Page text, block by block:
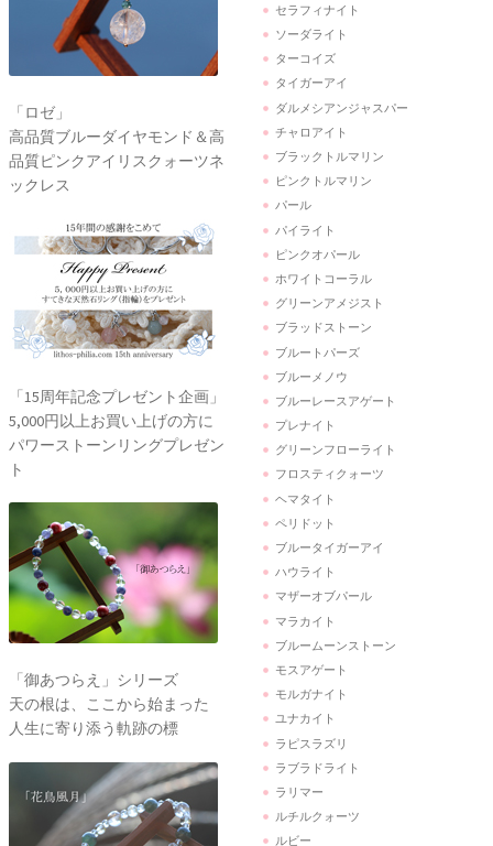
「ロゼ」
高品質ブルーダイヤモンド＆高
品質ピンクアイリスクォーツネ
ックレス
「15周年記念プレゼント企画」
5,000円以上お買い上げの方に
パワーストーンリングプレゼン
ト
「御あつらえ」シリーズ
天の根は、ここから始まった
人生に寄り添う軌跡の標
セラフィナイト
ソーダライト
ターコイズ
タイガーアイ
ダルメシアンジャスパー
チャロアイト
ブラックトルマリン
ピンクトルマリン
パール
パイライト
ピンクオパール
ホワイトコーラル
グリーンアメジスト
ブラッドストーン
ブルートパーズ
ブルーメノウ
ブルーレースアゲート
プレナイト
グリーンフローライト
フロスティクォーツ
ヘマタイト
ペリドット
ブルータイガーアイ
ハウライト
マザーオブパール
マラカイト
ブルームーンストーン
モスアゲート
モルガナイト
ユナカイト
ラピスラズリ
ラブラドライト
ラリマー
ルチルクォーツ
ルビー